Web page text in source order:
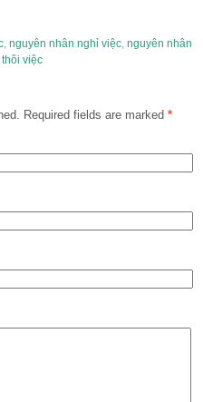
, nguyên nhân nghỉ việc, nguyên nhân
thôi việc
Required fields are marked *